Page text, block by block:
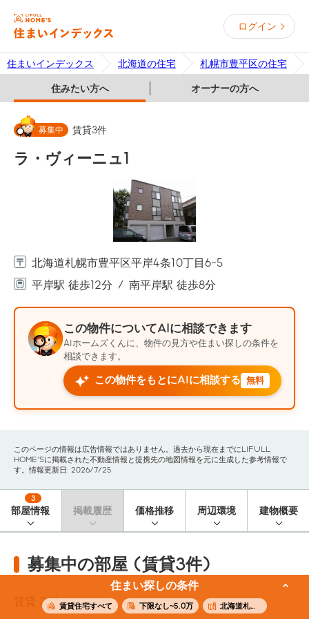
ログイン
住まいインデックス 北海道の住宅 札幌市豊平区の住宅
住みたい方へ オーナーの方へ
住まい探しの条件
賃貸住宅すべて 下限なし~5.0万 北海道札幌市豊平区
募集中 賃貸3件
ラ・ヴィーニュ1
北海道札幌市豊平区平岸4条10丁目6-5
平岸駅 徒歩12分
南平岸駅 徒歩8分
この物件についてAIに相談できます
AIホームズくんに、物件の見方や住まい探しの条件を
相談できます。
この物件をもとにAIに相談する 無料
このページの情報は広告情報ではありません。過去から現在までにLIFULL
HOME'Sに掲載された不動産情報と提携先の地図情報を元に生成した参考情報で
す。情報更新日: 2026/7/25
部屋情報
3
掲載履歴 価格推移 周辺環境 建物概要
募集中の部屋 (賃貸3件)
3 件